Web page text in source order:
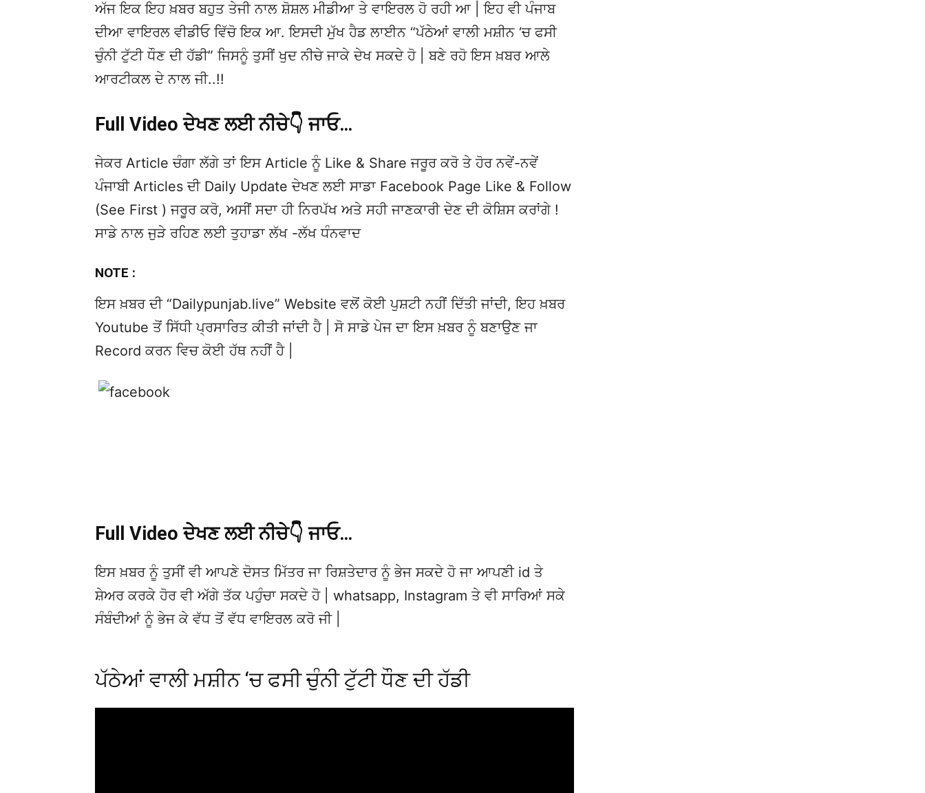
ਅੱਜ ਇਕ ਇਹ ਖ਼ਬਰ ਬਹੁਤ ਤੇਜੀ ਨਾਲ ਸ਼ੋਸ਼ਲ ਮੀਡੀਆ ਤੇ ਵਾਇਰਲ ਹੋ ਰਹੀ ਆ | ਇਹ ਵੀ ਪੰਜਾਬ
ਦੀਆ ਵਾਇਰਲ ਵੀਡੀਓ ਵਿੱਚੋ ਇਕ ਆ. ਇਸਦੀ ਮੁੱਖ ਹੈਡ ਲਾਈਨ “ਪੱਠੇਆਂ ਵਾਲੀ ਮਸ਼ੀਨ ‘ਚ ਫਸੀ
ਚੁੰਨੀ ਟੁੱਟੀ ਧੌਣ ਦੀ ਹੱਡੀ” ਜਿਸਨੂੰ ਤੁਸੀਂ ਖੁਦ ਨੀਚੇ ਜਾਕੇ ਦੇਖ ਸਕਦੇ ਹੋ | ਬਣੇ ਰਹੋ ਇਸ ਖ਼ਬਰ ਆਲੇ
ਆਰਟੀਕਲ ਦੇ ਨਾਲ ਜੀ..!!
Full Video ਦੇਖਣ ਲਈ ਨੀਚੇ👇 ਜਾਓ…
ਜੇਕਰ Article ਚੰਗਾ ਲੱਗੇ ਤਾਂ ਇਸ Article ਨੂੰ Like & Share ਜਰੂਰ ਕਰੋ ਤੇ ਹੋਰ ਨਵੇਂ-ਨਵੇਂ
ਪੰਜਾਬੀ Articles ਦੀ Daily Update ਦੇਖਣ ਲਈ ਸਾਡਾ Facebook Page Like & Follow
(See First ) ਜਰੂਰ ਕਰੋ, ਅਸੀਂ ਸਦਾ ਹੀ ਨਿਰਪੱਖ ਅਤੇ ਸਹੀ ਜਾਣਕਾਰੀ ਦੇਣ ਦੀ ਕੋਸ਼ਿਸ ਕਰਾਂਗੇ !
ਸਾਡੇ ਨਾਲ ਜੁੜੇ ਰਹਿਣ ਲਈ ਤੁਹਾਡਾ ਲੱਖ -ਲੱਖ ਧੰਨਵਾਦ
NOTE :
ਇਸ ਖ਼ਬਰ ਦੀ “Dailypunjab.live” Website ਵਲੋਂ ਕੋਈ ਪੁਸ਼ਟੀ ਨਹੀਂ ਦਿੱਤੀ ਜਾਂਦੀ, ਇਹ ਖ਼ਬਰ
Youtube ਤੋਂ ਸਿੱਧੀ ਪ੍ਰਸਾਰਿਤ ਕੀਤੀ ਜਾਂਦੀ ਹੈ | ਸੋ ਸਾਡੇ ਪੇਜ ਦਾ ਇਸ ਖ਼ਬਰ ਨੂੰ ਬਣਾਉਣ ਜਾ
Record ਕਰਨ ਵਿਚ ਕੋਈ ਹੱਥ ਨਹੀਂ ਹੈ |
Full Video ਦੇਖਣ ਲਈ ਨੀਚੇ👇 ਜਾਓ…
ਇਸ ਖ਼ਬਰ ਨੂੰ ਤੁਸੀਂ ਵੀ ਆਪਣੇ ਦੋਸਤ ਮਿੱਤਰ ਜਾ ਰਿਸ਼ਤੇਦਾਰ ਨੂੰ ਭੇਜ ਸਕਦੇ ਹੋ ਜਾ ਆਪਣੀ id ਤੇ
ਸ਼ੇਅਰ ਕਰਕੇ ਹੋਰ ਵੀ ਅੱਗੇ ਤੱਕ ਪਹੁੰਚਾ ਸਕਦੇ ਹੋ | whatsapp, Instagram ਤੇ ਵੀ ਸਾਰਿਆਂ ਸਕੇ
ਸੰਬੰਦੀਆਂ ਨੂੰ ਭੇਜ ਕੇ ਵੱਧ ਤੋਂ ਵੱਧ ਵਾਇਰਲ ਕਰੋ ਜੀ |
ਪੱਠੇਆਂ ਵਾਲੀ ਮਸ਼ੀਨ ‘ਚ ਫਸੀ ਚੁੰਨੀ ਟੁੱਟੀ ਧੌਣ ਦੀ ਹੱਡੀ